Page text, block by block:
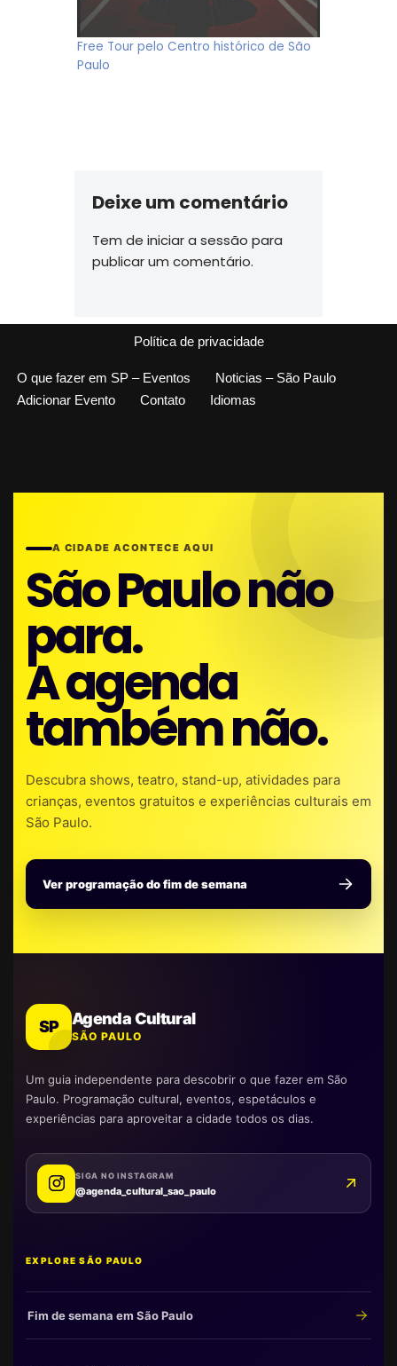
Free Tour pelo Centro histórico de São
Paulo
Deixe um comentário
Tem de iniciar a sessão para
publicar um comentário.
Política de privacidade
O que fazer em SP – Eventos
Noticias – São Paulo
Adicionar Evento
Contato Idiomas
A CIDADE ACONTECE AQUI
São Paulo não
para.
A agenda
também não.
Descubra shows, teatro, stand-up, atividades para
crianças, eventos gratuitos e experiências culturais em
São Paulo.
Ver programação do fim de semana
SP Agenda Cultural
SÃO PAULO
Um guia independente para descobrir o que fazer em São
Paulo. Programação cultural, eventos, espetáculos e
experiências para aproveitar a cidade todos os dias.
SIGA NO INSTAGRAM
@agenda_cultural_sao_paulo
EXPLORE SÃO PAULO
Fim de semana em São Paulo